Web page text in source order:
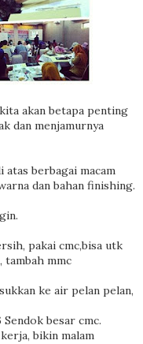
akan betapa penting
dan menjamurnya
atas berbagai macam
dan bahan finishing.
pakai cmc,bisa utk
tambah mmc
ke air pelan pelan,
besar cmc.
bikin malam